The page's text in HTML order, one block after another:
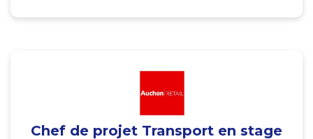
Chef de projet Transport en stage